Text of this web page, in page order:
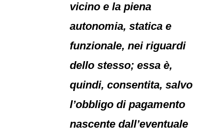
vicino e la piena
autonomia, statica e
funzionale, nei riguardi
dello stesso; essa è,
quindi, consentita, salvo
l’obbligo di pagamento
nascente dall’eventuale